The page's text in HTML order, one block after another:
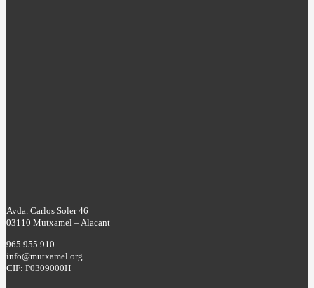
Avda. Carlos Soler 46
03110 Mutxamel – Alacant
965 955 910
info@mutxamel.org
CIF: P0309000H